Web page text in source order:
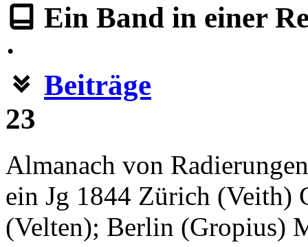
Ein Band in einer
·
Beiträge
23
Almanach von
ein Jg 1844 Zürich (Veith)
(Velten); Berlin (Gropius)